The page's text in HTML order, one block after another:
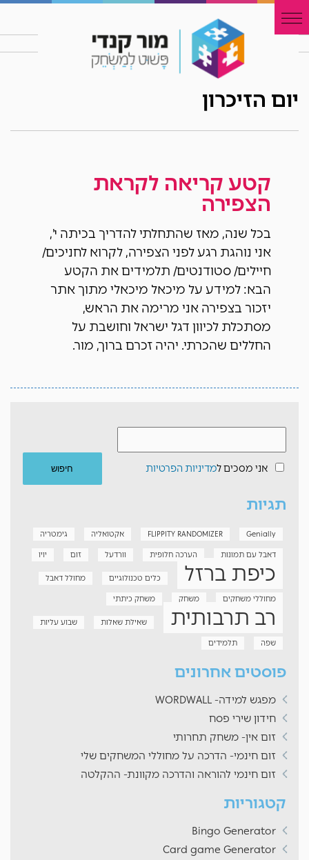
יום הזיכרון
קטע קריאה לקראת
הצפירה
בכל שנה, מאז שהתחלתי להדריך בכיתה י',
אני נוהגת רגע לפני הצפירה, לקרוא לחניכים/
חיילים/ סטודנטים/ תלמידים את הקטע
הבא: למידע על מיכאל מיכאלי מתוך אתר
יזכור בצפירה אני מרימה את הראש,
מסתכלת לכיוון דגל ישראל וחושבת על
החללים שהכרתי. יהיה זכרם ברוך, מור.
אני מסכים למדיניות הפרטיות
תגיות
FLIPPITY RANDOMIZER Genially אקטואליה
גימטריה
דאבל עם תמונות
הערכה חלופית וורדעל זום יויו
כיפת ברזל כלים טכנולוגיים
מחולל דאבל
מחוללי משחקים
משחק משחק כיתתי
רב תרבותית שאילת שאלות
שבוע עליות
שפה
תלמידים
פוסטים אחרונים
מפגש למידה- WORDWALL
חידון שירי פסח
זום אין- משחק תחרותי
זום חינמי- הדרכה על מחוללי המשחקים שלי
זום חינמי להוראה והדרכה מקוונת- ההקלטה
קטגוריות
Bingo Generator
Card game Generator